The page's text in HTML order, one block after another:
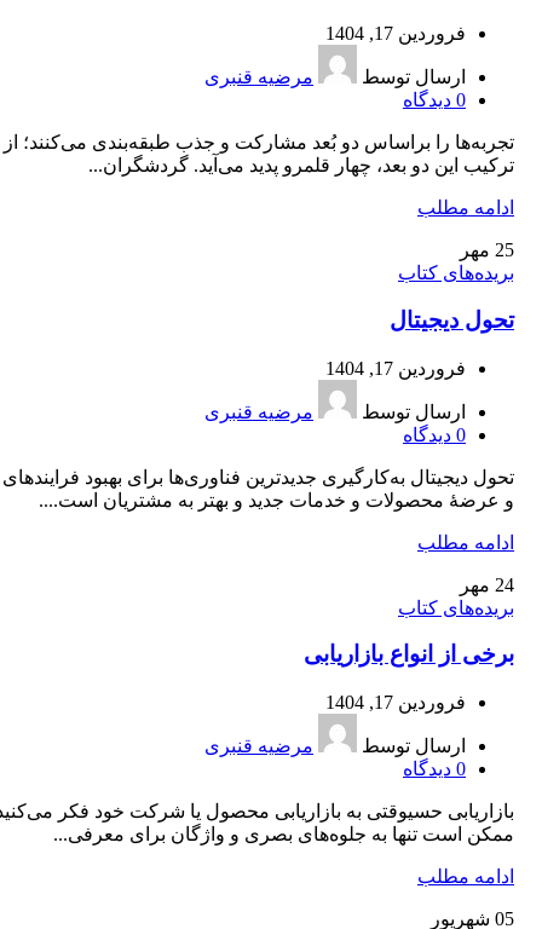
فروردین 17, 1404
ارسال توسط
مرضیه قنبری
0 دیدگاه
تجربه‌ها را براساس دو بُعد مشاركت و جذب طبقه‌بندی می‌كنند؛ از
تركيب اين دو بعد، چهار قلمرو پديد می‌آيد. گردشگران...
ادامه مطلب
25 مهر
بریده‌های کتاب
تحول دیجیتال
فروردین 17, 1404
ارسال توسط
مرضیه قنبری
0 دیدگاه
تحول ديجيتال به‌كارگيری جديدترين فناوری‌ها برای بهبود
و عرضۀ محصولات و خدمات جديد و بهتر به مشتريان است....
ادامه مطلب
24 مهر
بریده‌های کتاب
برخی از انواع بازاریابی
فروردین 17, 1404
ارسال توسط
مرضیه قنبری
0 دیدگاه
بازاريابی حسیوقتی به بازاريابی محصول يا شركت خود فكر
ممكن است تنها به جلوه‌های بصری و واژگان برای معرفی...
ادامه مطلب
05 شهریور